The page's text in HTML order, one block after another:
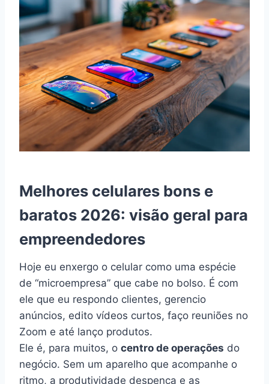
Melhores celulares bons e
baratos 2026: visão geral para
empreendedores
Hoje eu enxergo o celular como uma espécie
de “microempresa” que cabe no bolso. É com
ele que eu respondo clientes, gerencio
anúncios, edito vídeos curtos, faço reuniões no
Zoom e até lanço produtos.
Ele é, para muitos, o centro de operações do
negócio. Sem um aparelho que acompanhe o
ritmo, a produtividade despenca e as